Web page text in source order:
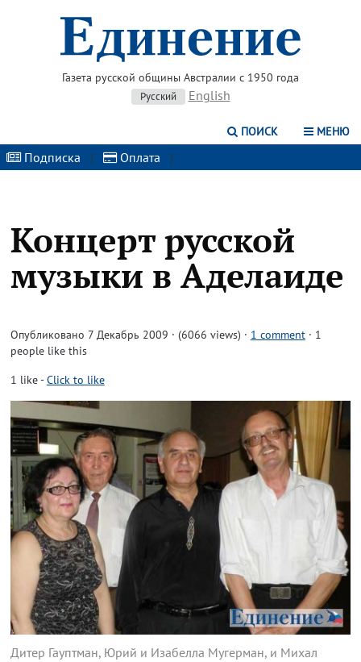
Газета русской общины Австралии с 1950 года
Русский English
ПОИСК МЕНЮ
Подписка | Оплата |
Концерт русской
музыки в Аделаиде
Опубликовано 7 Декабрь 2009 · (6066 views) · 1 comment · 1
people like this
1 like-Click to like
Дитер Гауптман, Юрий и Изабелла Мугерман, и Михал